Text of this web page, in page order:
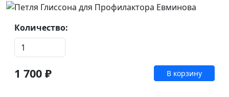
Количество:
1 700 ₽ В корзину